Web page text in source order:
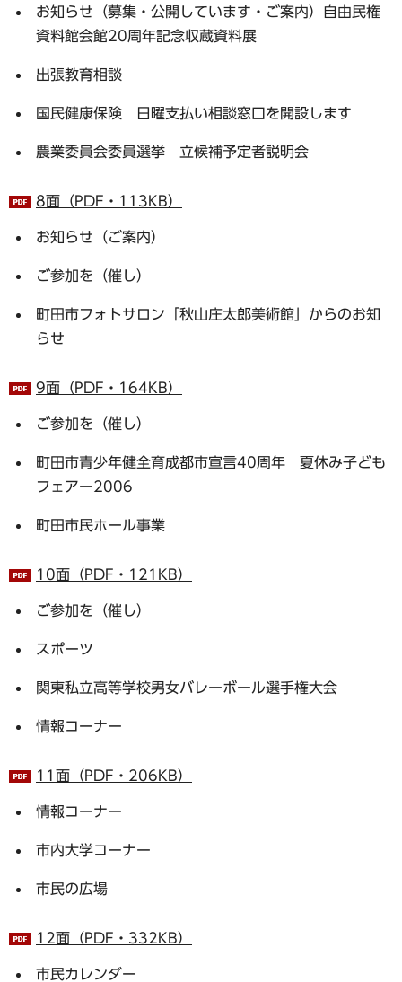
お知らせ（募集・公開しています・ご案内）自由民権
資料館会館20周年記念収蔵資料展
出張教育相談
国民健康保険 日曜支払い相談窓口を開設します
農業委員会委員選挙 立候補予定者説明会
8面（PDF・113KB）
お知らせ（ご案内）
ご参加を（催し）
町田市フォトサロン「秋山庄太郎美術館」からのお知
らせ
9面（PDF・164KB）
ご参加を（催し）
町田市青少年健全育成都市宣言40周年 夏休み子ども
フェアー2006
町田市民ホール事業
10面（PDF・121KB）
ご参加を（催し）
スポーツ
関東私立高等学校男女バレーボール選手権大会
情報コーナー
11面（PDF・206KB）
情報コーナー
市内大学コーナー
市民の広場
12面（PDF・332KB）
市民カレンダー